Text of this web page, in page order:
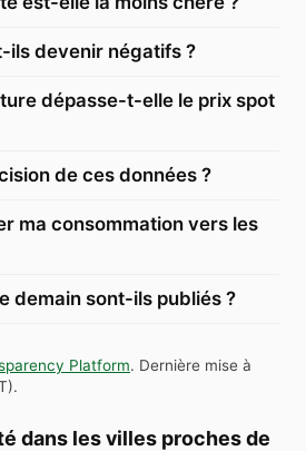
ils devenir négatifs ?
dépasse-t-elle le prix spot
de ces données ?
ma consommation vers les
demain sont-ils publiés ?
Platform. Dernière mise à
).
dans les villes proches de